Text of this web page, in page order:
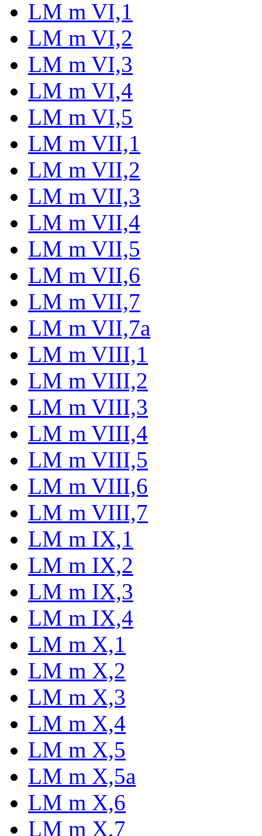
LM m VI,1
LM m VI,2
LM m VI,3
LM m VI,4
LM m VI,5
LM m VII,1
LM m VII,2
LM m VII,3
LM m VII,4
LM m VII,5
LM m VII,6
LM m VII,7
LM m VII,7a
LM m VIII,1
LM m VIII,2
LM m VIII,3
LM m VIII,4
LM m VIII,5
LM m VIII,6
LM m VIII,7
LM m IX,1
LM m IX,2
LM m IX,3
LM m IX,4
LM m X,1
LM m X,2
LM m X,3
LM m X,4
LM m X,5
LM m X,5a
LM m X,6
LM m X,7